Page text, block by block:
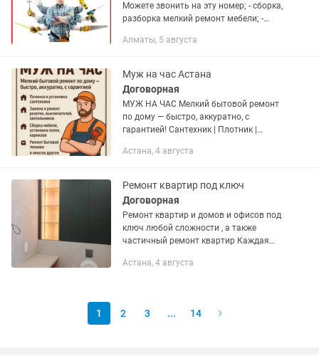
Можете звонить на эту номер; - сборка,
разборка мелкий ремонт мебели; -
шкафы, картины, телевизоры, турники -
Алматы, 5 августа
Муж на час Астана
Договорная
МУЖ НА ЧАС Мелкий бытовой ремонт
по дому — быстро, аккуратно, с
гарантией! Сантехник | Плотник |
сантехники ⚒️Ремонт бытовой техники
Астана, 4 августа
Ремонт квартир под ключ
Договорная
Ремонт квартир и домов и офисов под
ключ любой сложности , а также
частичный ремонт квартир Каждая
берем аvans , клиент оплачивает
Астана, 4 августа
1 2 3 ... 14